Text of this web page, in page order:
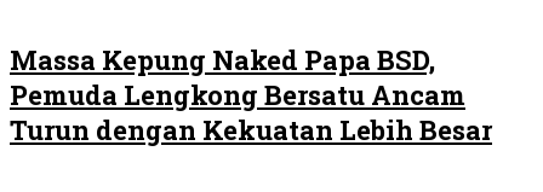
Massa Kepung Naked Papa BSD,
Pemuda Lengkong Bersatu Ancam
Turun dengan Kekuatan Lebih Besar